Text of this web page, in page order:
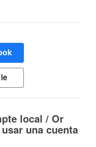
local / Or
una cuenta